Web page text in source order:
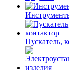
Пускатель,